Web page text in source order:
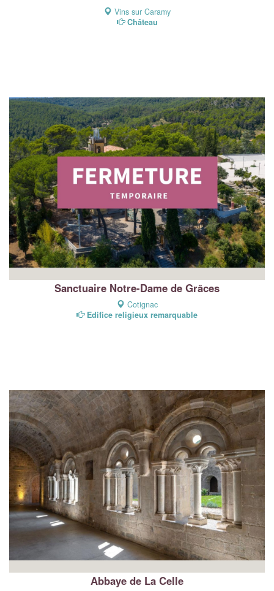
Vins sur Caramy
Château
Sanctuaire Notre-Dame de Grâces
Cotignac
Edifice religieux remarquable
Abbaye de La Celle